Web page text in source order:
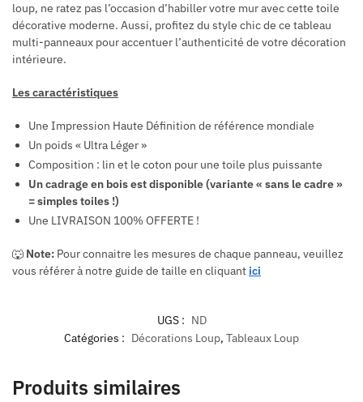
loup, ne ratez pas l’occasion d’habiller votre mur avec cette toile
décorative moderne. Aussi, profitez du style chic de ce tableau
multi-panneaux pour accentuer l’authenticité de votre décoration
intérieure.
Les caractéristiques
Une Impression Haute Définition de référence mondiale
Un poids « Ultra Léger »
Composition : lin et le coton pour une toile plus puissante
Un cadrage en bois est disponible (variante « sans le cadre »
= simples toiles !)
Une LIVRAISON 100% OFFERTE !
🐺 Note: Pour connaitre les mesures de chaque panneau, veuillez
vous référer à notre guide de taille en cliquant ici
UGS : ND
Catégories : Décorations Loup, Tableaux Loup
Produits similaires